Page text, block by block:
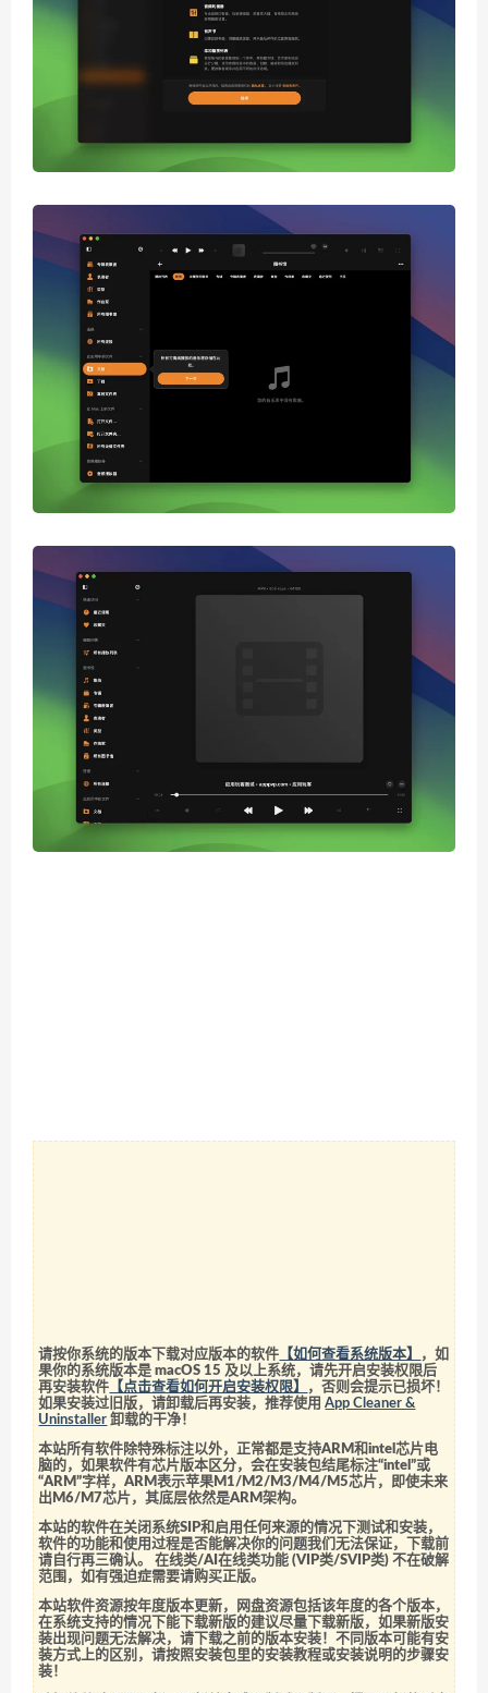
请按你系统的版本下载对应版本的软件 【如何查看系统版本】
，如
果你的系统版本是 macOS 15 及以上系统，请先开启安装权限后
再安装软件 【点击查看如何开启安装权限】
，否则会提示已损坏！
如果安装过旧版，请卸载后再安装，推荐使用App Cleaner &
Uninstaller 卸载的干净！
本站所有软件除特殊标注以外，正常都是支持ARM和intel芯片电
脑的，如果软件有芯片版本区分，会在安装包结尾标注“intel”或
“ARM”字样，ARM表示苹果M1/M2/M3/M4/M5芯片，即使未来
出M6/M7芯片，其底层依然是ARM架构。
本站的软件在关闭系统SIP和启用任何来源的情况下测试和安装，
软件的功能和使用过程是否能解决你的问题我们无法保证，下载前
请自行再三确认。 在线类/AI在线类功能 (VIP类/SVIP类) 不在破解
范围，如有强迫症需要请购买正版。
本站软件资源按年度版本更新，网盘资源包括该年度的各个版本，
在系统支持的情况下能下载新版的建议尽量下载新版，如果新版安
装出现问题无法解决，请下载之前的版本安装！不同版本可能有安
装方式上的区别，请按照安装包里的安装教程或安装说明的步骤安
装！